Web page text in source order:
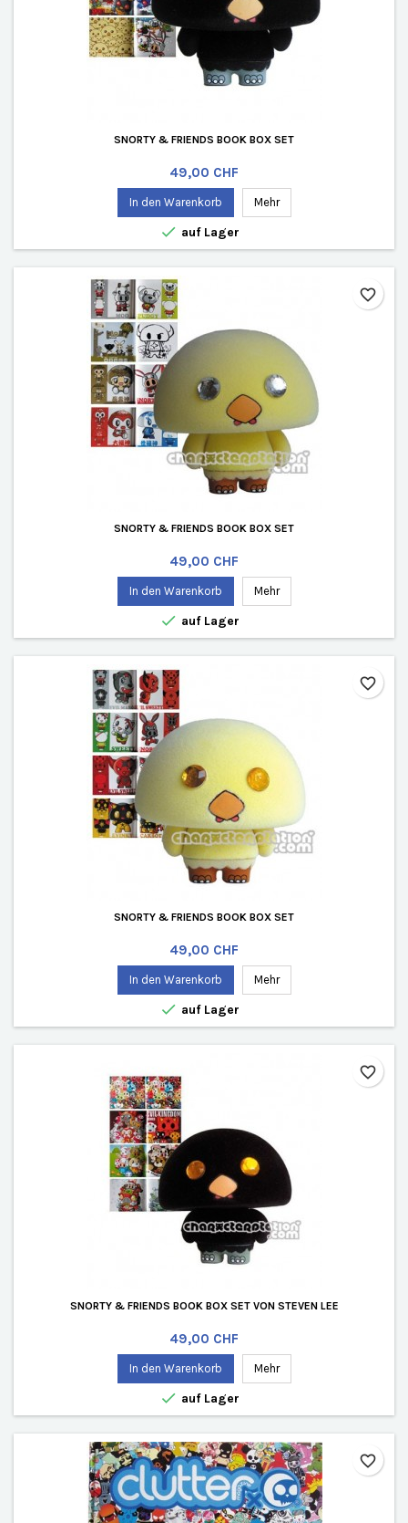
SNORTY & FRIENDS BOOK BOX SET
Preis
49,00 CHF
In den Warenkorb Mehr
 auf Lager
SNORTY & FRIENDS BOOK BOX SET
Preis
49,00 CHF
In den Warenkorb Mehr
 auf Lager
favorite_border
SNORTY & FRIENDS BOOK BOX SET
Preis
49,00 CHF
In den Warenkorb Mehr
 auf Lager
favorite_border
SNORTY & FRIENDS BOOK BOX SET VON STEVEN LEE
Preis
49,00 CHF
In den Warenkorb Mehr
 auf Lager
favorite_border
favorite_border